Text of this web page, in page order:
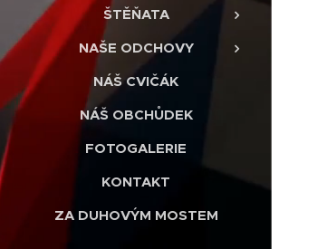
ŠTĚŇATA
NAŠE ODCHOVY
NÁŠ CVIČÁK
NÁŠ OBCHŮDEK
FOTOGALERIE
KONTAKT
ZA DUHOVÝM MOSTEM